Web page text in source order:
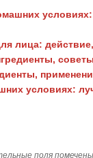
лица:
условиях:
поля помечены